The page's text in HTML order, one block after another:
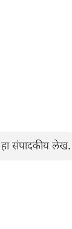
हा संपादकीय लेख.